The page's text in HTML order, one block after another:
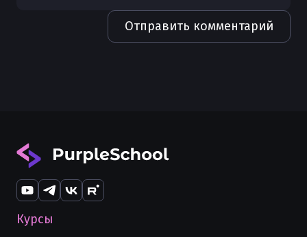
Отправить комментарий
Курсы